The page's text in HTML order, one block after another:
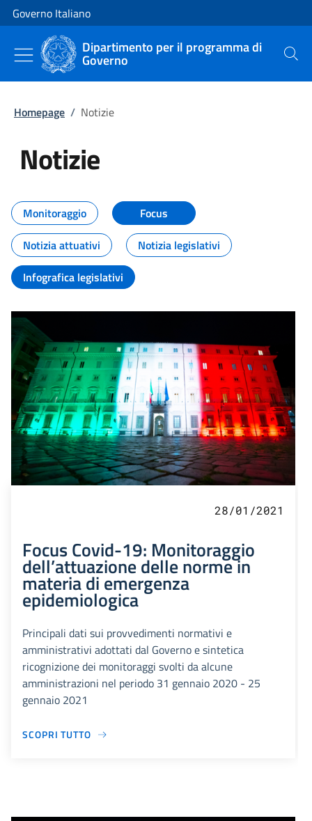
Vai al contenuto
Vai alla navigazione del sito
Governo Italiano
Dipartimento per il programma di
Governo Cerca
Homepage / Notizie
Notizie
Tutti i contenuti della pagina
Monitoraggio
Focus
Notizia attuativi
Notizia legislativi
Infografica legislativi
28/01/2021
Focus Covid-19: Monitoraggio
dell’attuazione delle norme in
materia di emergenza
epidemiologica
Principali dati sui provvedimenti normativi e
amministrativi adottati dal Governo e sintetica
ricognizione dei monitoraggi svolti da alcune
amministrazioni nel periodo 31 gennaio 2020 - 25
gennaio 2021
SCOPRI TUTTO